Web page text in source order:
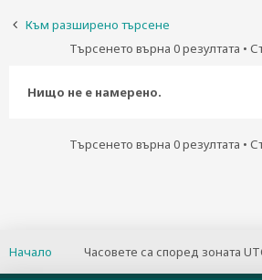
Към разширено търсене
Търсенето върна 0 резултата •
Нищо не е намерено.
Търсенето върна 0 резултата •
Часовете са според зоната
Начало